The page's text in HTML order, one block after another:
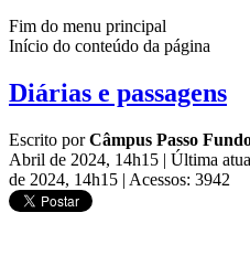
Fim do menu principal
Início do conteúdo da página
Diárias e passagens
Escrito porCâmpus Passo
Abril de 2024, 14h15 | Última
de 2024, 14h15 | Acessos: 3942